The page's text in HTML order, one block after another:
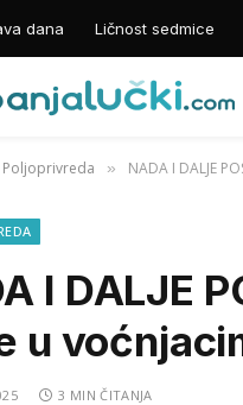
dana Ličnost sedmice
Poljoprivreda » NADA I DALJE
I DALJE
u
3 MIN ČITANJA